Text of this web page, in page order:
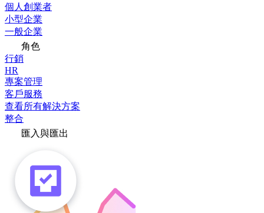
個人創業者
小型企業
一般企業
角色
行銷
HR
專案管理
客戶服務
查看所有解決方案
整合
匯入與匯出